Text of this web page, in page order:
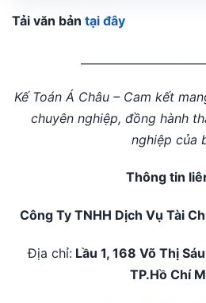
Tải văn bản tại đây
Kế Toán Á Châu – Cam kết
chuyên nghiệp, đồng hành
nghiệp của
Thông tin
Công Ty TNHH Dịch Vụ Tài
Địa chỉ: Lầu 1, 168 Võ Thị
TP.Hồ Chí